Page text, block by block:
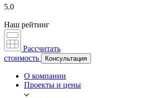
5.0
Наш рейтинг
Рассчитать
стоимость
Консультация
О компании
Проекты и цены